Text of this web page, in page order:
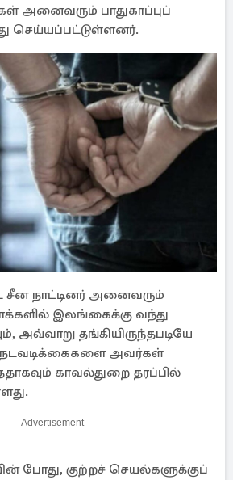
அனைவரும் பாதுகாப்புப்
செய்யப்பட்டுள்ளனர்.
சீன நாட்டினர் அனைவரும்
இலங்கைக்கு வந்து
அவ்வாறு தங்கியிருந்தபடியே
அவர்கள்
காவல்துறை தரப்பில்
Advertisement
போது, ​​குற்றச் செயல்களுக்குப்